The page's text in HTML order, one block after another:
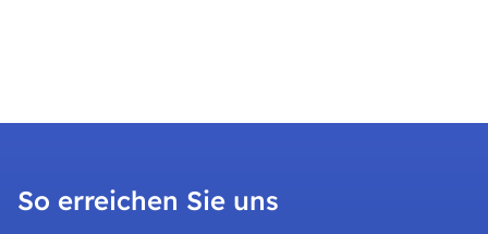
So erreichen Sie uns